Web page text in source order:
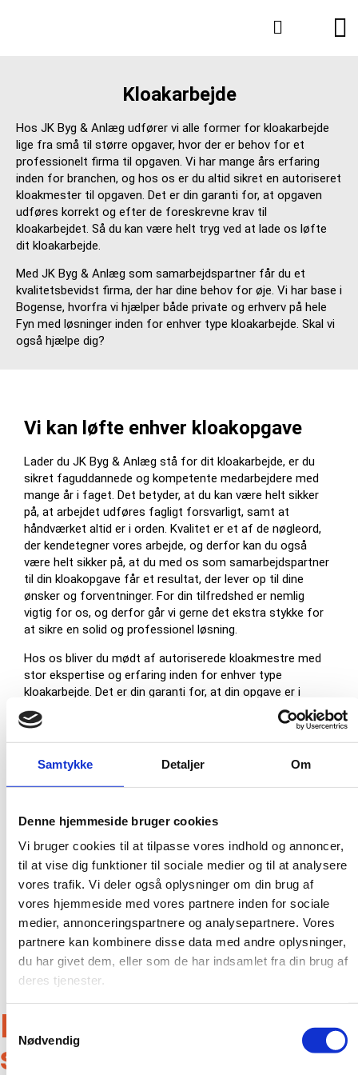
Samtykke Detaljer Om
Denne hjemmeside bruger cookies
Vi bruger cookies til at tilpasse vores indhold og annoncer,
til at vise dig funktioner til sociale medier og til at analysere
vores trafik. Vi deler også oplysninger om din brug af
vores hjemmeside med vores partnere inden for sociale
medier, annonceringspartnere og analysepartnere. Vores
partnere kan kombinere disse data med andre oplysninger,
du har givet dem, eller som de har indsamlet fra din brug af
deres tjenester.
Nødvendig
Kloakarbejde
Hos JK Byg & Anlæg udfører vi alle former for kloakarbejde
lige fra små til større opgaver, hvor der er behov for et
professionelt firma til opgaven. Vi har mange års erfaring
inden for branchen, og hos os er du altid sikret en autoriseret
kloakmester til opgaven. Det er din garanti for, at opgaven
udføres korrekt og efter de foreskrevne krav til
kloakarbejdet. Så du kan være helt tryg ved at lade os løfte
dit kloakarbejde.
Med JK Byg & Anlæg som samarbejdspartner får du et
kvalitetsbevidst firma, der har dine behov for øje. Vi har base i
Bogense, hvorfra vi hjælper både private og erhverv på hele
Fyn med løsninger inden for enhver type kloakarbejde. Skal vi
også hjælpe dig?
Vi kan løfte enhver kloakopgave
Lader du JK Byg & Anlæg stå for dit kloakarbejde, er du
sikret faguddannede og kompetente medarbejdere med
mange år i faget. Det betyder, at du kan være helt sikker
på, at arbejdet udføres fagligt forsvarligt, samt at
håndværket altid er i orden. Kvalitet er et af de nøgleord,
der kendetegner vores arbejde, og derfor kan du også
være helt sikker på, at du med os som samarbejdspartner
til din kloakopgave får et resultat, der lever op til dine
ønsker og forventninger. For din tilfredshed er nemlig
vigtig for os, og derfor går vi gerne det ekstra stykke for
at sikre en solid og professionel løsning.
Hos os bliver du mødt af autoriserede kloakmestre med
stor ekspertise og erfaring inden for enhver type
kloakarbejde. Det er din garanti for, at din opgave er i
trygge hænder, samt at arbejdet udføres i henhold til
gældende regler og krav. Vi kan blandt andet hjælpe med
følgende typer opgaver:
Spuling af kloak
TV-inspektion
Strømpefodring
Hvad end din kloak er tilstoppet eller utæt, om du gerne vil
sikre dit kloaksystem mod rotter, eller du søger hjælp til
forsikringsskader, så kan du trygt lade JK Byg & Anlæg
hjælpe dig med din kloakopgave. Vi sørger altid for at
tilpasse løsningen til netop dine behov, så du er sikret det
bedst mulige resultat.
En professionel
samarbejdspartner til